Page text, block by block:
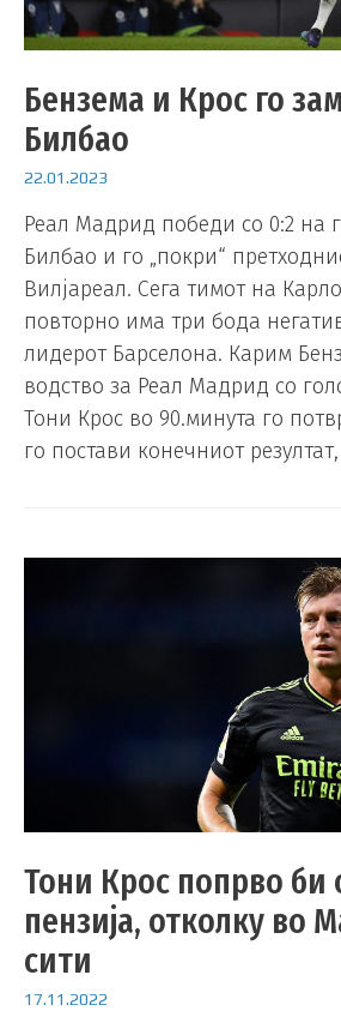
Бензема и Крос го
Билбао
22.01.2023
Реал Мадрид победи со 0:2 на
Билбао и го „покри“
Вилјареал. Сега тимот на
повторно има три бода
лидерот Барселона. Карим
водство за Реал Мадрид со
Тони Крос во 90.минута го
го постави конечниот резултат,
Тони Крос попрво би
пензија, отколку во
сити
17.11.2022